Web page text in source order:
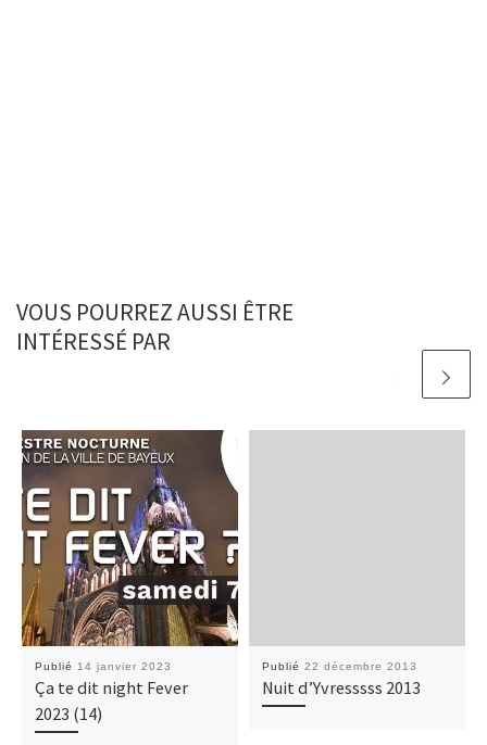
VOUS POURREZ AUSSI ÊTRE
INTÉRESSÉ PAR
Publié 14 janvier 2023
Ça te dit night Fever
2023 (14)
Publié 22 décembre 2013
Nuit d’Yvresssss 2013